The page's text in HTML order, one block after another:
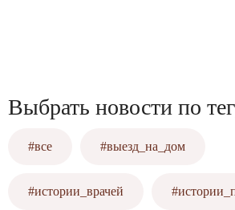
Выбрать новости по
#все #выезд_на_дом
#истории_врачей